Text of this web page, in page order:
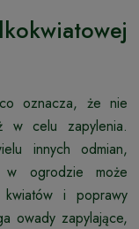
oznacza, że nie
w celu zapylenia.
innych odmian,
w ogrodzie może
i poprawy
owady zapylające,